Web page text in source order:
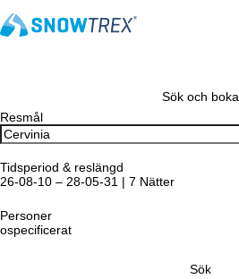
Sök och boka
Resmål
Tidsperiod & reslängd
26-08-10 – 28-05-31 | 7 Nätter
Personer
ospecificerat
Sök